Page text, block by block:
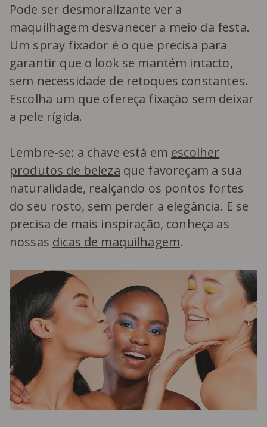
Pode ser desmoralizante ver a
maquilhagem desvanecer a meio da festa.
Um spray fixador é o que precisa para
garantir que o look se mantém intacto,
sem necessidade de retoques constantes.
Escolha um que ofereça fixação sem deixar
a pele rígida.
Lembre-se: a chave está em escolher
produtos de beleza que favoreçam a sua
naturalidade, realçando os pontos fortes
do seu rosto, sem perder a elegância. E se
precisa de mais inspiração, conheça as
nossas dicas de maquilhagem.